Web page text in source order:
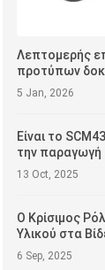
Λεπτομερής
προτύπων
αλατιού για
5 Jan, 2026
Είναι το
την
αντοχής;
13 Oct, 2025
Ο Κρίσιμος
Υλικού στα
Ψύκτρας
6 Sep, 2025